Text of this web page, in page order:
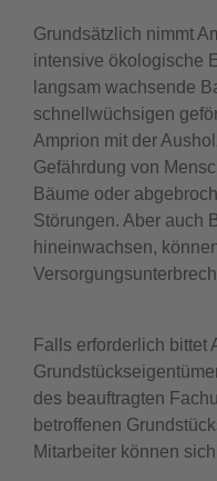
Grundsätzlich nimmt
intensive ökologische
langsam wachsende
schnellwüchsigen
Amprion mit der
Gefährdung von
Bäume oder
Störungen. Aber auch
hineinwachsen,
Falls erforderlich bittet
des beauftragten
betroffenen
Mitarbeiter können